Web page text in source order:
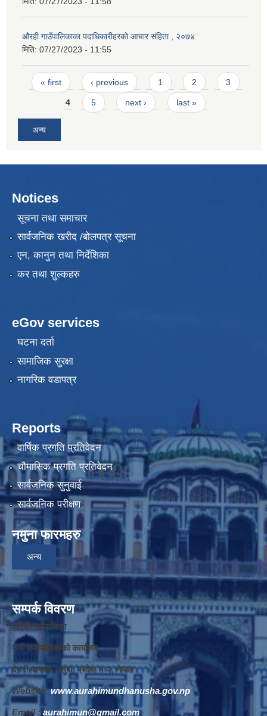
औरही गाउँपालिकाका पदाधिकारीहरको आचार संहिता , २०७४
मिति: 07/27/2023 - 11:55
Pages
« first ‹ previous 1 2 3
4 5 next › last »
अन्य
Notices
सूचना तथा समाचार
सार्वजनिक खरीद /बोलपत्र सूचना
एन, कानुन तथा निर्देशिका
कर तथा शुल्कहरु
eGov services
घटना दर्ता
सामाजिक सुरक्षा
नागरिक वडापत्र
Reports
वार्षिक प्रगति प्रतिवेदन
चौमासिक प्रगति प्रतिवेदन
सार्वजनिक सुनुवाई
सार्वजनिक परीक्षण
नमुना फारमहरु
अन्य
सम्पर्क विवरण
औरही गाउँपालिका
गाउँ कार्यपालिकाको कार्यालय
देउरी परवाहा, धनुषा, प्रदेश न‌‍ २, नेपाल
Website:www.aurahimundhanusha.gov.np
Email : aurahimun@gmail.com